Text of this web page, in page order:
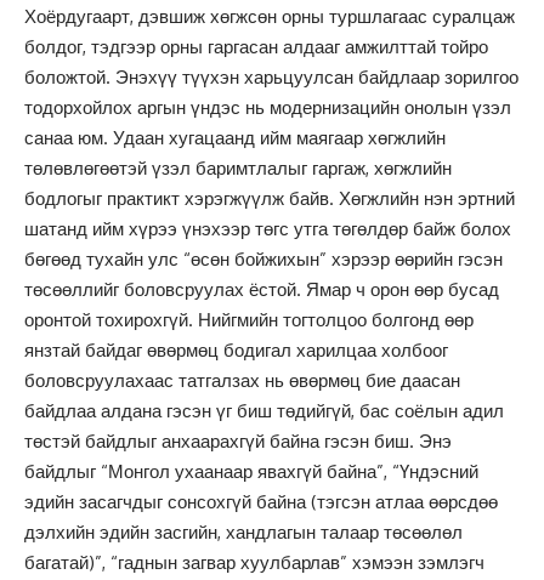
Хоёрдугаарт, дэвшиж хөгжсөн орны туршлагаас суралцаж
болдог, тэдгээр орны гаргасан алдааг амжилттай тойро
боложтой. Энэхүү түүхэн харьцуулсан байдлаар зорилгоо
тодорхойлох аргын үндэс нь модернизацийн онолын үзэл
санаа юм. Удаан хугацаанд ийм маягаар хөгжлийн
төлөвлөгөөтэй үзэл баримтлалыг гаргаж, хөгжлийн
бодлогыг практикт хэрэгжүүлж байв. Хөгжлийн нэн эртний
шатанд ийм хүрээ үнэхээр төгс утга төгөлдөр байж болох
бөгөөд тухайн улс “өсөн бойжихын” хэрээр өөрийн гэсэн
төсөөллийг боловсруулах ёстой. Ямар ч орон өөр бусад
оронтой тохирохгүй. Нийгмийн тогтолцоо болгонд өөр
янзтай байдаг өвөрмөц бодигал харилцаа холбоог
боловсруулахаас татгалзах нь өвөрмөц бие даасан
байдлаа алдана гэсэн үг биш төдийгүй, бас соёлын адил
төстэй байдлыг анхаарахгүй байна гэсэн биш. Энэ
байдлыг “Монгол ухаанаар явахгүй байна”, “Үндэсний
эдийн засагчдыг сонсохгүй байна (тэгсэн атлаа өөрсдөө
дэлхийн эдийн засгийн, хандлагын талаар төсөөлөл
багатай)”, “гаднын загвар хуулбарлав” хэмээн зэмлэгч